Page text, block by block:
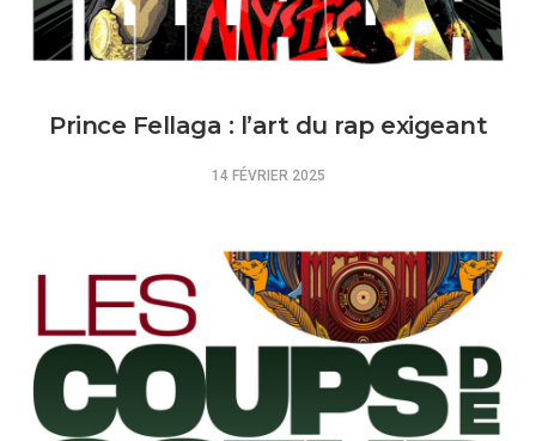
Prince Fellaga : l’art du rap exigeant
14 FÉVRIER 2025